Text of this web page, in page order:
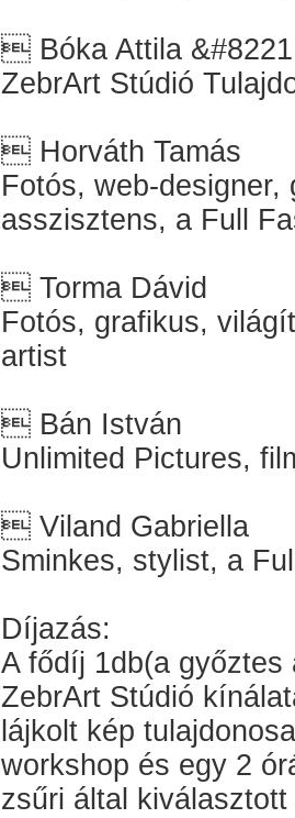
 Bóka Attila
ZebrArt Stúdió
 Horváth Tamás
Fotós, web-
asszisztens, a Full
 Torma Dávid
Fotós, grafikus,
artist
 Bán István
Unlimited Pictures,
 Viland Gabriella
Sminkes, stylist, a
Díjazás:
A fődíj 1db(a
ZebrArt Stúdió
lájkolt kép
workshop és egy 2
zsűri által